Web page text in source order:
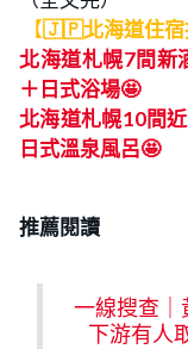
【🇯🇵北海道住宿
北海道札幌7間新
＋日式浴場🤩
北海道札幌10間
日式溫泉風呂🤩
推薦閱讀
一線搜查
下游有人